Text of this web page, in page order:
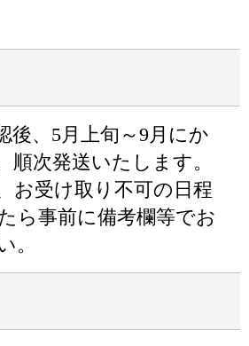
後、5月上旬～9月にか
順次発送いたします。
お受け取り不可の日程
ら事前に備考欄等でお
。